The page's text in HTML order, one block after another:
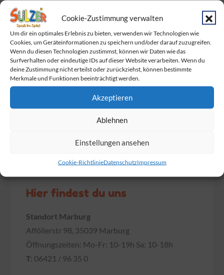
Cookie-Zustimmung verwalten
Um dir ein optimales Erlebnis zu bieten, verwenden wir Technologien wie
Cookies, um Geräteinformationen zu speichern und/oder darauf zuzugreifen.
Wenn du diesen Technologien zustimmst, können wir Daten wie das
Surfverhalten oder eindeutige IDs auf dieser Website verarbeiten. Wenn du
deine Zustimmung nicht erteilst oder zurückziehst, können bestimmte
Merkmale und Funktionen beeinträchtigt werden.
Akzeptieren
Ablehnen
Einstellungen ansehen
Cookie-RichtlinieDatenschutzImpressum
Neueste Beiträge
Baby Born Fans aufgepasst!
Das Warten hat ein Ende. Endlich wurden
die Dumplings geliefert!
Am Sonntag ist Muttertag!
Wir feiern gemeinsam mit BabyOne den
Hier findest du uns
Standort Marburg
Afföllerstr 98, 35039 Marburg
Öffnungszeiten: Mo-Fr: 10-19h Sa: 10-18h
T: 06421 / 96 35 0